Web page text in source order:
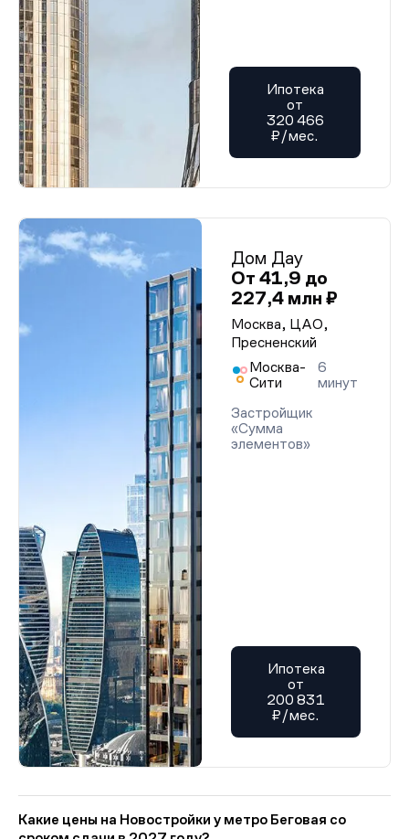
Ипотека
от
320 466
₽/мес.
Дом Дау
От 41,9 до
227,4 млн ₽
Москва, ЦАО,
Пресненский
Москва-
Сити
6
минут
Застройщик
«Сумма
элементов»
Ипотека
от
200 831
₽/мес.
Какие цены на Новостройки у метро Беговая со